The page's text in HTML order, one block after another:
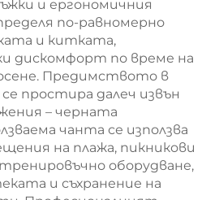
и ергономичния
по-равномерно
и китката,
дискомфорт по време на
Предимството в
простира далеч извън
– черната
чанта се използва
на плажа, пикникови
оборудване,
и съхранение на